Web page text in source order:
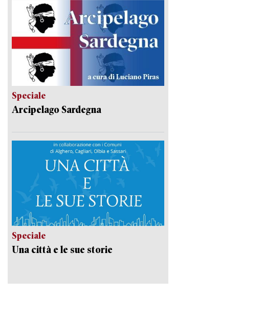
Speciale
Arcipelago Sardegna
Speciale
Una città e le sue storie